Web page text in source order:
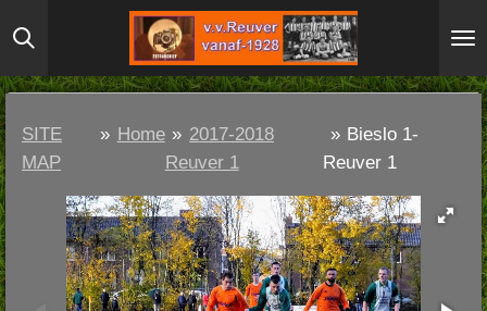
Ga
direct
naar
hoofdinhoud
SITE
MAP
» Home » 2017-2018
Reuver 1
» Bieslo 1-
Reuver 1